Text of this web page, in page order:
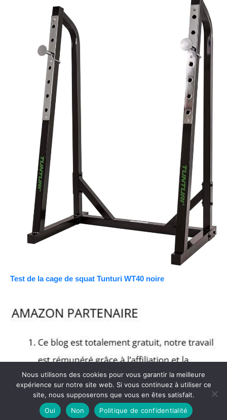
Test de la cage de squat Tunturi WT40 noire
Nous utilisons des cookies pour vous garantir la meilleure
expérience sur notre site web. Si vous continuez à utiliser ce
site, nous supposerons que vous en êtes satisfait.
Oui
Non Politique de confidentialité